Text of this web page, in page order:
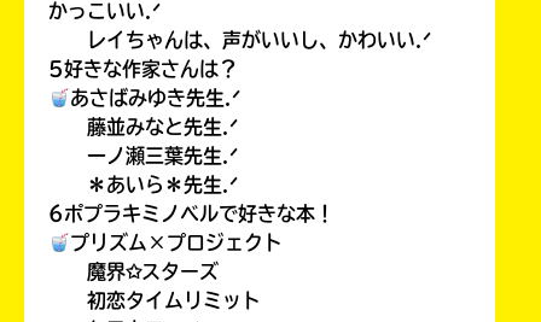
かっこいい.ᐟ
レイちゃんは、声がいいし、かわいい.ᐟ
5好きな作家さんは？
あさばみゆき先生.ᐟ
藤並みなと先生.ᐟ
一ノ瀬三葉先生.ᐟ
＊あいら＊先生.ᐟ
6ポプラキミノベルで好きな本！
プリズム×プロジェクト
魔界✩スターズ
初恋タイムリミット